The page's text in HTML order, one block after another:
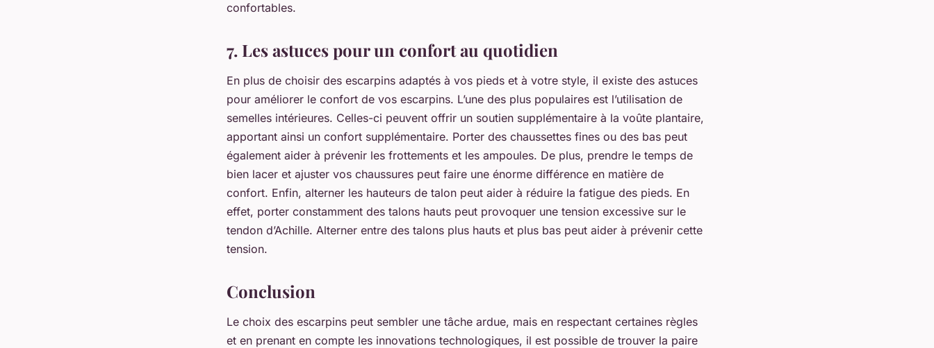
confortables.
7. Les astuces pour un confort au quotidien
En plus de choisir des escarpins adaptés à vos pieds et à votre style, il existe des astuces
pour améliorer le confort de vos escarpins. L’une des plus populaires est l’utilisation de
semelles intérieures. Celles-ci peuvent offrir un soutien supplémentaire à la voûte plantaire,
apportant ainsi un confort supplémentaire. Porter des chaussettes fines ou des bas peut
également aider à prévenir les frottements et les ampoules. De plus, prendre le temps de
bien lacer et ajuster vos chaussures peut faire une énorme différence en matière de
confort. Enfin, alterner les hauteurs de talon peut aider à réduire la fatigue des pieds. En
effet, porter constamment des talons hauts peut provoquer une tension excessive sur le
tendon d’Achille. Alterner entre des talons plus hauts et plus bas peut aider à prévenir cette
tension.
Conclusion
Le choix des escarpins peut sembler une tâche ardue, mais en respectant certaines règles
et en prenant en compte les innovations technologiques, il est possible de trouver la paire